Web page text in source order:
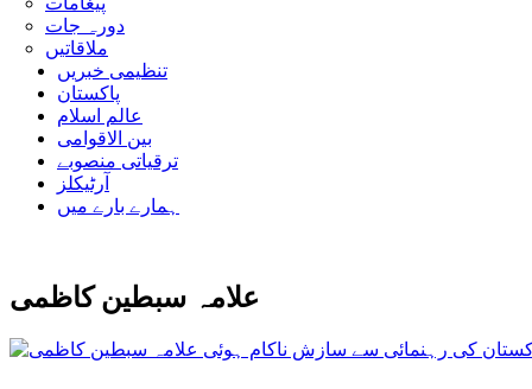
دورہ جات
ملاقاتیں
تنظیمی خبریں
پاکستان
عالم اسلام
بین الاقوامی
ترقیاتی منصوبے
آرٹیکلز
ہمارے بارے میں
علامہ سبطین کاظمی